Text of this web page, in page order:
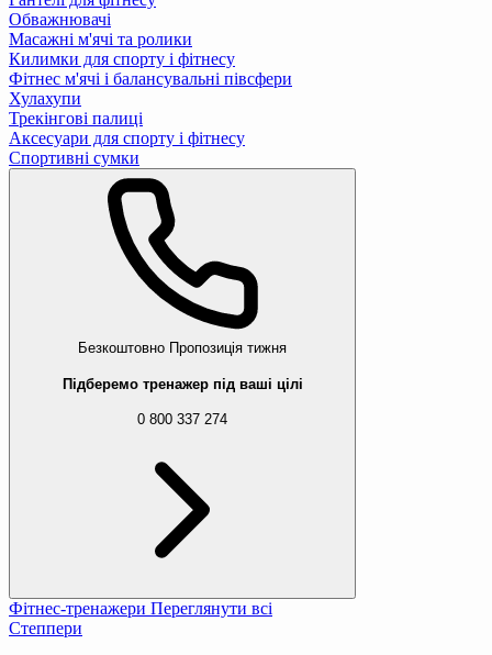
Обважнювачі
Масажні м'ячі та ролики
Килимки для спорту і фітнесу
Фітнес м'ячі і балансувальні півсфери
Хулахупи
Трекінгові палиці
Аксесуари для спорту і фітнесу
Спортивні сумки
Безкоштовно Пропозиція тижня
Підберемо тренажер під ваші цілі
0 800 337 274
Фітнес-тренажери Переглянути всі
Степпери